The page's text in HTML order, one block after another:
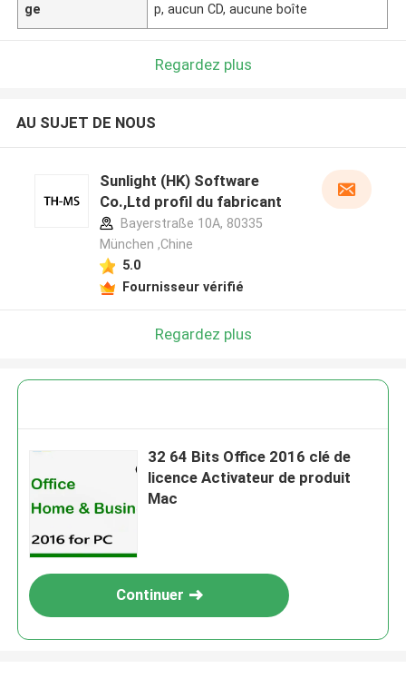
ge
p, aucun CD, aucune boîte
Regardez plus
AU SUJET DE NOUS
Sunlight (HK) Software
Co.,Ltd profil du fabricant
Bayerstraße 10A, 80335
München ,Chine
5.0
Fournisseur vérifié
Regardez plus
32 64 Bits Office 2016 clé de
licence Activateur de produit
Mac
Continuer